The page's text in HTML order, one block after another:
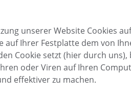
unserer Website Cookies
auf Ihrer Festplatte dem von
Cookie setzt (hier durch
oder Viren auf Ihren
effektiver zu machen.